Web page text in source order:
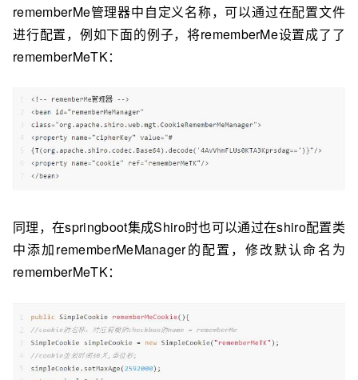
rememberMe管理器中自定义名称，可以通过在配置⽂件
进⾏配置，例如下⾯的例子，将rememberMe设置成了了
rememberMeTK：
同理，在springboot集成Shiro时也可以通过在shiro配置类
中添加rememberMeManager的配置，修改默认命名为
rememberMeTK：